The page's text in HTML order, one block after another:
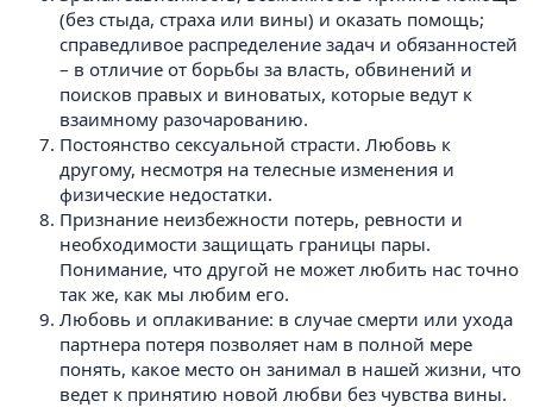
(без стыда, страха или вины) и оказать помощь;
справедливое распределение задач и обязанностей
– в отличие от борьбы за власть, обвинений и
поисков правых и виноватых, которые ведут к
взаимному разочарованию.
Постоянство сексуальной страсти. Любовь к
другому, несмотря на телесные изменения и
физические недостатки.
Признание неизбежности потерь, ревности и
необходимости защищать границы пары.
Понимание, что другой не может любить нас точно
так же, как мы любим его.
Любовь и оплакивание: в случае смерти или ухода
партнера потеря позволяет нам в полной мере
понять, какое место он занимал в нашей жизни, что
ведет к принятию новой любви без чувства вины.